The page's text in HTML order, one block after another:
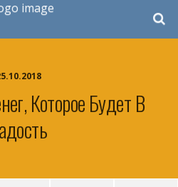
Которое Будет В